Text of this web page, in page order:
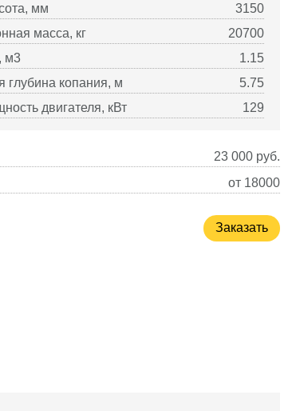
мм
3150
масса, кг
20700
м3
1.15
глубина копания, м
5.75
двигателя, кВт
129
23 000 руб.
от 18000
Заказать